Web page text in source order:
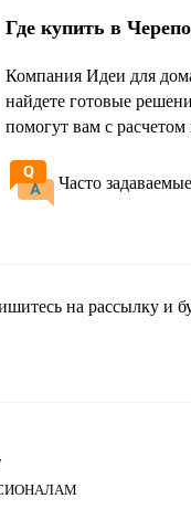
Где купить в
Компания Идеи для
найдете готовые
помогут вам с
Часто
на рассылку и